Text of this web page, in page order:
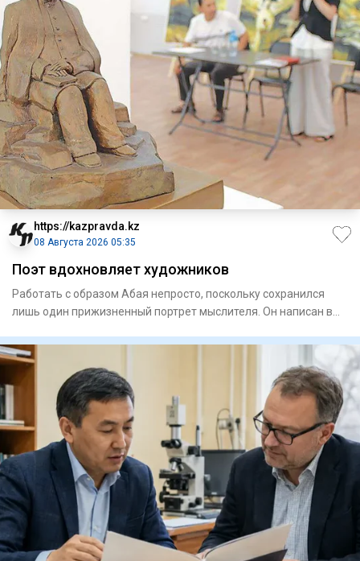
https://kazpravda.kz
08 Августа 2026 05:35
Поэт вдохновляет художников
Работать с образом Абая непросто, поскольку сохранился
лишь один прижизненный портрет мыслителя. Он написан в